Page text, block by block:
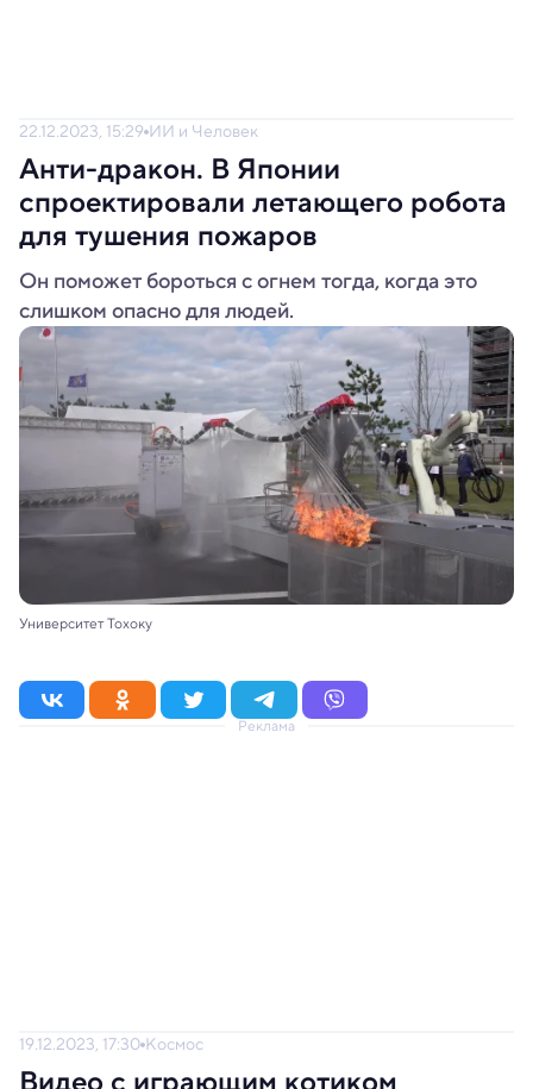
22.12.2023, 15:29 ИИ и Человек
Анти-дракон. В Японии
спроектировали летающего робота
для тушения пожаров
Он поможет бороться с огнем тогда, когда это
слишком опасно для людей.
Университет Тохоку
Реклама
19.12.2023, 17:30 Космос